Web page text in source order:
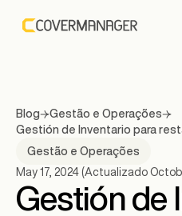
Blog
Gestão e Operações
Gestión de Inventario para
Gestão e Operações
May 17, 2024(Actualizado
Gestión de